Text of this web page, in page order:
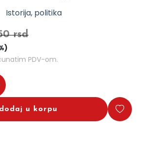
Istorija, politika
rsd
PDV-om.
dodaj u korpu